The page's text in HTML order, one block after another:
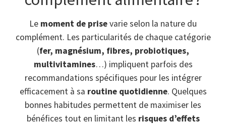
Le moment de prisevarie selon la nature du
complément. Les particularités de chaque catégorie
(fer, magnésium, fibres, probiotiques,
multivitamines…) impliquent parfois des
recommandations spécifiques pour les intégrer
efficacement à sa routine quotidienne. Quelques
bonnes habitudes permettent de maximiser les
bénéfices tout en limitant les risques d’effets